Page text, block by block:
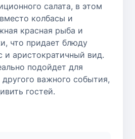
салата, в этом
колбасы и
красная рыба и
что придает блюду
и аристократичный вид.
подойдет для
важного события,
гостей.